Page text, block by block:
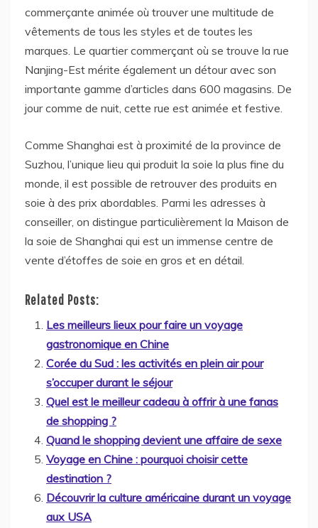
commerçante animée où trouver une multitude de
vêtements de tous les styles et de toutes les
marques. Le quartier commerçant où se trouve la rue
Nanjing-Est mérite également un détour avec son
importante gamme d’articles dans 600 magasins. De
jour comme de nuit, cette rue est animée et festive.
Comme Shanghai est à proximité de la province de
Suzhou, l’unique lieu qui produit la soie la plus fine du
monde, il est possible de retrouver des produits en
soie à des prix abordables. Parmi les adresses à
conseiller, on distingue particulièrement la Maison de
la soie de Shanghai qui est un immense centre de
vente d’étoffes de soie en gros et en détail.
Related Posts:
Les meilleurs lieux pour faire un voyage
gastronomique en Chine
Corée du Sud : les activités en plein air pour
s’occuper durant le séjour
Quel est le meilleur cadeau à offrir à une fanas
de shopping ?
Quand le shopping devient une affaire de sexe
Voyage en Chine : pourquoi choisir cette
destination ?
Découvrir la culture américaine durant un voyage
aux USA